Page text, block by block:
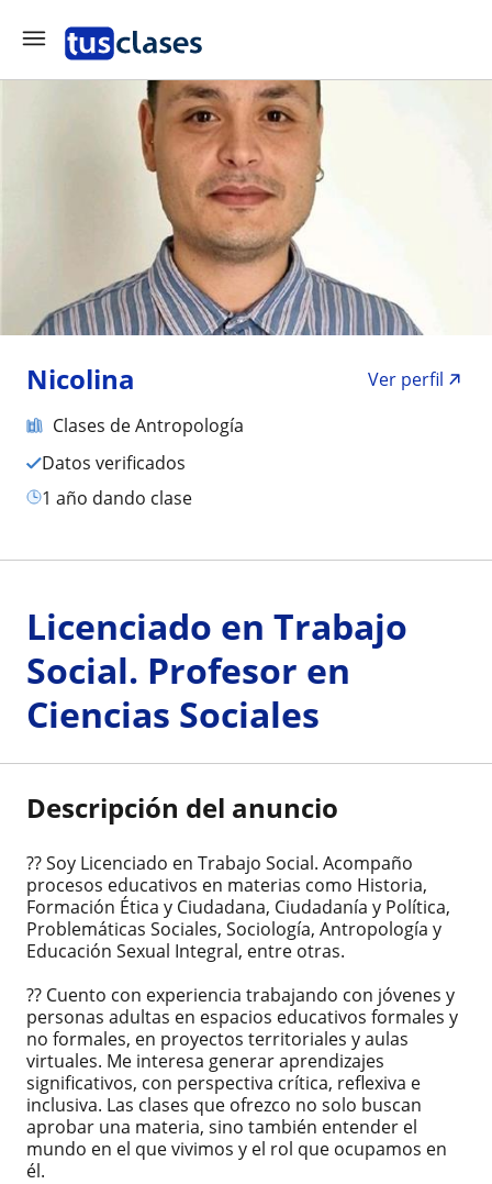
Nicolina
Ver perfil
Clases de Antropología
Datos verificados
1 año dando clase
Licenciado en Trabajo
Social. Profesor en
Ciencias Sociales
Descripción del anuncio
?? Soy Licenciado en Trabajo Social. Acompaño
procesos educativos en materias como Historia,
Formación Ética y Ciudadana, Ciudadanía y Política,
Problemáticas Sociales, Sociología, Antropología y
Educación Sexual Integral, entre otras.
?? Cuento con experiencia trabajando con jóvenes y
personas adultas en espacios educativos formales y
no formales, en proyectos territoriales y aulas
virtuales. Me interesa generar aprendizajes
significativos, con perspectiva crítica, reflexiva e
inclusiva. Las clases que ofrezco no solo buscan
aprobar una materia, sino también entender el
mundo en el que vivimos y el rol que ocupamos en
él.